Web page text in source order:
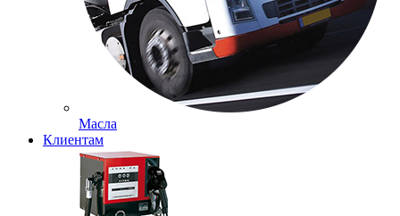
Масла
Клиентам